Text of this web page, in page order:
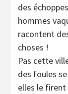
des
hommes
racontent
choses !
Pas cette
des foules
elles le firent